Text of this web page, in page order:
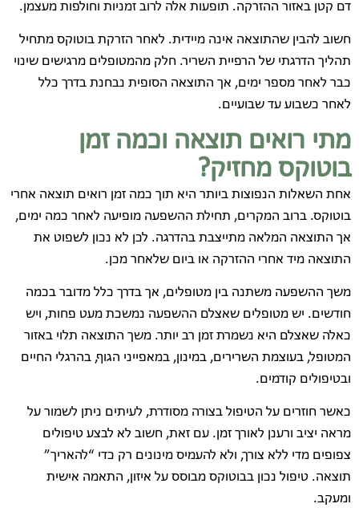
דם קטן באזור ההזרקה. תופעות אלה לרוב זמניות וחולפות מעצמן.
חשוב להבין שהתוצאה אינה מיידית. לאחר הזרקת בוטוקס מתחיל
תהליך הדרגתי של הרפיית השריר. חלק מהמטופלים מרגישים שינוי
כבר לאחר מספר ימים, אך התוצאה הסופית נבחנת בדרך כלל
לאחר כשבוע עד שבועיים.
מתי רואים תוצאה וכמה זמן
בוטוקס מחזיק?
אחת השאלות הנפוצות ביותר היא תוך כמה זמן רואים תוצאה אחרי
בוטוקס. ברוב המקרים, תחילת ההשפעה מופיעה לאחר כמה ימים,
אך התוצאה המלאה מתייצבת בהדרגה. לכן לא נכון לשפוט את
התוצאה מיד אחרי ההזרקה או ביום שלאחר מכן.
משך ההשפעה משתנה בין מטופלים, אך בדרך כלל מדובר בכמה
חודשים. יש מטופלים שאצלם ההשפעה נמשכת מעט פחות, ויש
כאלה שאצלם היא נשמרת זמן רב יותר. משך התוצאה תלוי באזור
המטופל, בעוצמת השרירים, במינון, במאפייני הגוף, בהרגלי החיים
ובטיפולים קודמים.
כאשר חוזרים על הטיפול בצורה מסודרת, לעיתים ניתן לשמור על
מראה יציב ורענן לאורך זמן. עם זאת, חשוב לא לבצע טיפולים
צפופים מדי ללא צורך, ולא להעמיס מינונים רק כדי “להאריך”
תוצאה. טיפול נכון בבוטוקס מבוסס על איזון, התאמה אישית
ומעקב.